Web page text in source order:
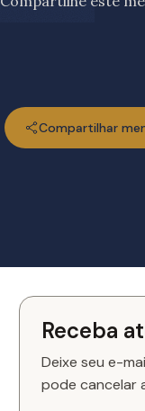
Compartilhar
Receba
Deixe seu e-
pode cancelar